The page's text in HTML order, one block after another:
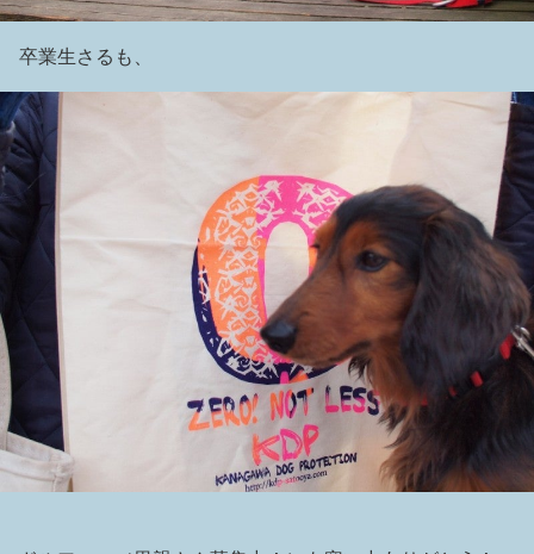
卒業生さるも、